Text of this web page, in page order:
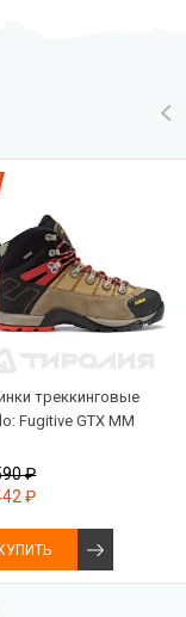
треккинговые
Fugitive GTX MM
₽
₽